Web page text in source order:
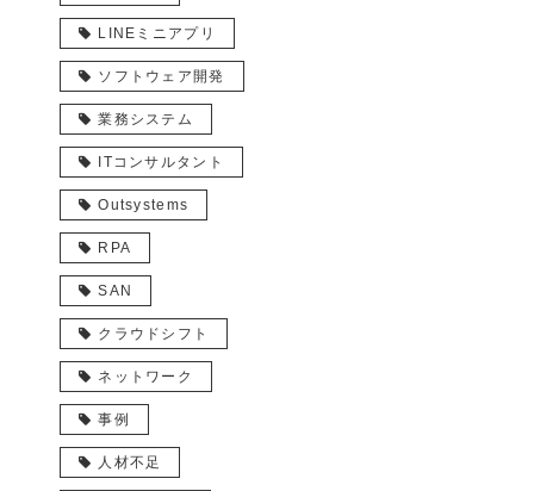
LINEミニアプリ
ソフトウェア開発
業務システム
ITコンサルタント
Outsystems
RPA
SAN
クラウドシフト
ネットワーク
事例
人材不足